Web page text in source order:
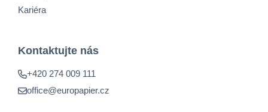
Kariéra
Kontaktujte nás
+420 274 009 111
office@europapier.cz